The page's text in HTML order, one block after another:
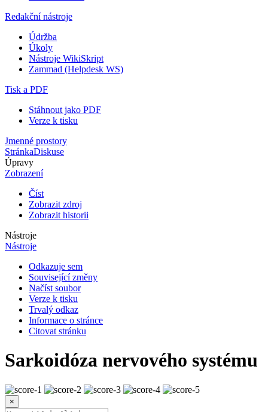
Redakční nástroje
Údržba
Úkoly
Nástroje WikiSkript
Zammad (Helpdesk WS)
Tisk a PDF
Stáhnout jako PDF
Verze k tisku
Jmenné prostory
StránkaDiskuse
Úpravy
Zobrazení
Číst
Zobrazit zdroj
Zobrazit historii
Nástroje
Nástroje
Odkazuje sem
Související změny
Načíst soubor
Verze k tisku
Trvalý odkaz
Informace o stránce
Citovat stránku
Sarkoidóza nervového systému
×